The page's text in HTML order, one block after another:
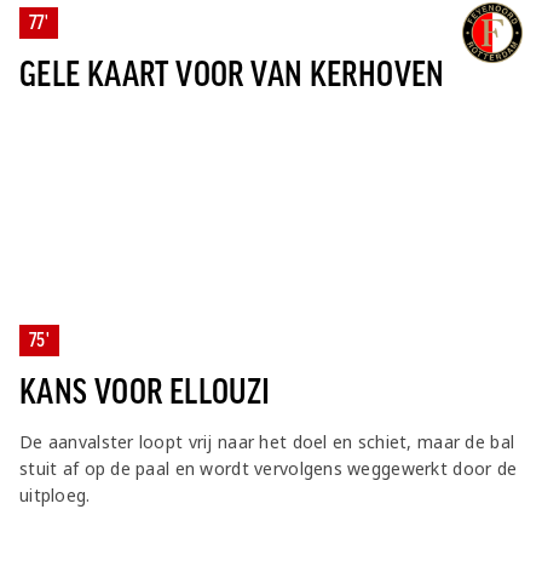
77'
GELE KAART VOOR VAN KERHOVEN
75'
KANS VOOR ELLOUZI
De aanvalster loopt vrij naar het doel en schiet, maar de bal
stuit af op de paal en wordt vervolgens weggewerkt door de
uitploeg.